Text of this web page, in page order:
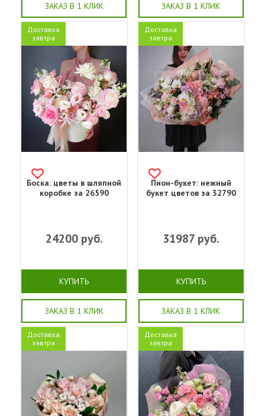
ЗАКАЗ В 1 КЛИК ЗАКАЗ В 1 КЛИК
Доставка
завтра
Боска: цветы в шляпной
коробке за 26590
24200руб.
КУПИТЬ
ЗАКАЗ В 1 КЛИК
Доставка
завтра
Пион-букет: нежный
букет цветов за 32790
31987руб.
КУПИТЬ
ЗАКАЗ В 1 КЛИК
Доставка
завтра
Доставка
завтра